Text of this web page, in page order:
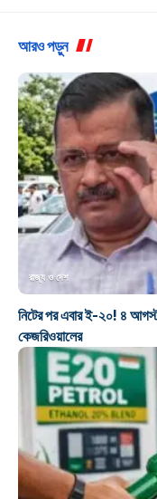
আরও পড়ুন
রাজ্য ও দেশ
নিটের পর এবার ই-২০! ৪ আগস্ট
কেজরিওয়ালের